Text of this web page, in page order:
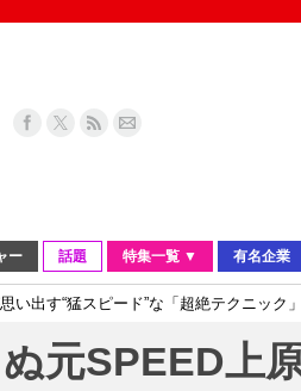
ー 話題 特集一覧 ▼ 有名企業
出す“猛スピード”な「超絶テクニック」
元SPEED上